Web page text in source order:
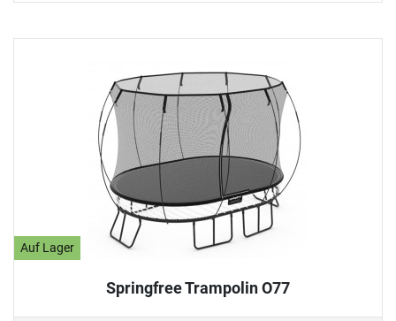
Auf Lager
Springfree Trampolin O77